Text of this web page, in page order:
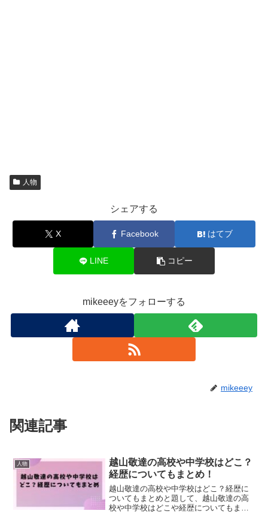
人物
シェアする
X Facebook はてブ
LINE コピー
mikeeeyをフォローする
mikeeey
関連記事
人物
越山敬達の高校や中学校はどこ？
経歴についてもまとめ！
越山敬達の高校や中学校はどこ？経歴に
ついてもまとめと題して、越山敬達の高
校や中学校はどこや経歴についてもまと